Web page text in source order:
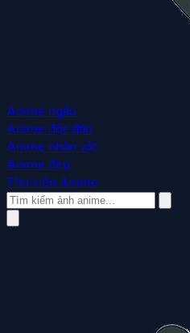
Anime ngầu
Anime độc đáo
Anime nhân vật
Anime đẹp
Thư viện Anime